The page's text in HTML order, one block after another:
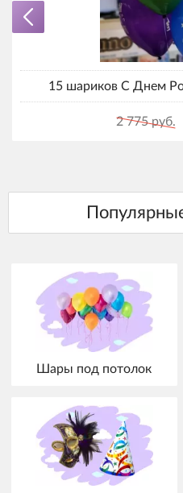
15 шариков С Днем
2 775 руб.
Шары под потолок